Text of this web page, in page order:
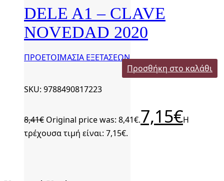
DELE A1 – CLAVE
NOVEDAD 2020
ΠΡΟΕΤΟΙΜΑΣΙΑ ΕΞΕΤΑΣΕΩΝ
Προσθήκη στο καλάθι
SKU: 9788490817223
8,41€ Original price was: 8,41€.7,15€Η
τρέχουσα τιμή είναι: 7,15€.